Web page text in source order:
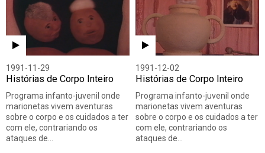
1991-11-29
Histórias de Corpo Inteiro
Programa infanto-juvenil onde
marionetas vivem aventuras
sobre o corpo e os cuidados a ter
com ele, contrariando os
ataques de…
1991-12-02
Histórias de Corpo Inteiro
Programa infanto-juvenil onde
marionetas vivem aventuras
sobre o corpo e os cuidados a ter
com ele, contrariando os
ataques de…